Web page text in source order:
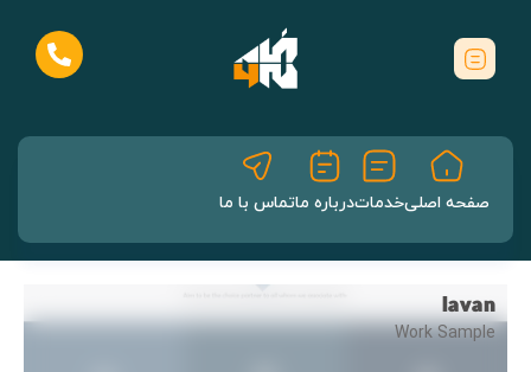
صفحه اصلیخدماتدرباره ماتماس با ما
lavan
Work Sample